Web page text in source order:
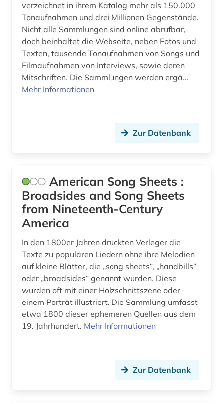
gedenktag (1)
gedichte (1)
gegenkultur (1)
gehörbildung (3)
georg philipp (1)
gesamtausgabe (8)
gesangbuch (1)
gesangstechnik (1)
gesangunterricht (1)
geschichte 1450-1800 (1)
verzeichnet in ihrem Katalog mehr als 150.000
Tonaufnahmen und drei Millionen Gegenstände.
Nicht alle Sammlungen sind online abrufbar,
doch beinhaltet die Webseite, neben Fotos und
Texten, tausende Tonaufnahmen von Songs und
Filmaufnahmen von Interviews, sowie deren
Mitschriften. Die Sammlungen werden ergä...
Mehr Informationen
Zur Datenbank
American Song Sheets :
Broadsides and Song Sheets
from Nineteenth-Century
America
In den 1800er Jahren druckten Verleger die
Texte zu populären Liedern ohne ihre Melodien
auf kleine Blätter, die „song sheets“, „handbills“
oder „broadsides“ genannt wurden. Diese
wurden oft mit einer Holzschnittszene oder
einem Porträt illustriert. Die Sammlung umfasst
etwa 1800 dieser ephemeren Quellen aus dem
19. Jahrhundert. Mehr Informationen
Zur Datenbank